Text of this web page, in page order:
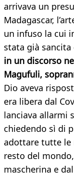
arrivava un
Madagascar,
un infuso la cui
stata già sancita
in un discorso
Magufuli,
Dio aveva
era libera dal
lanciava allarmi
chiedendo sì di
adottare tutte le
resto del
mascherina e